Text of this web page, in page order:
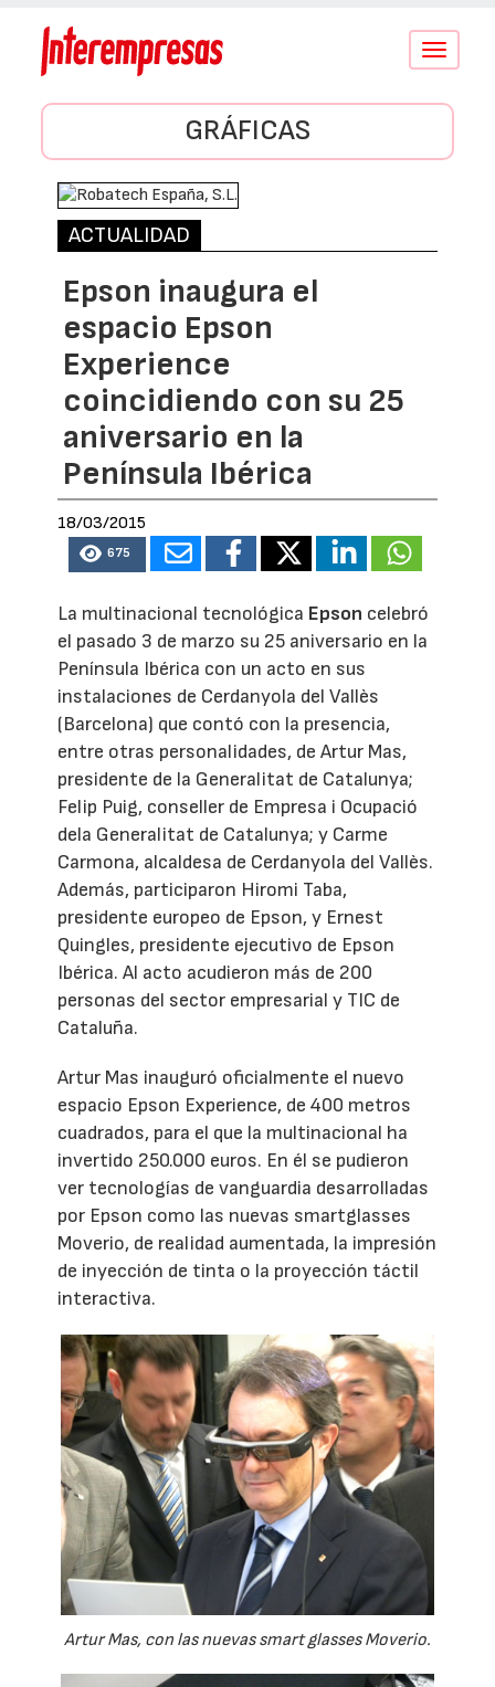
Conmutar
GRÁFICAS
ACTUALIDAD
Epson inaugura el
espacio Epson
Experience
coincidiendo con su 25
aniversario en la
Península Ibérica
18/03/2015
675
La multinacional tecnológica Epson celebró
el pasado 3 de marzo su 25 aniversario en la
Península Ibérica con un acto en sus
instalaciones de Cerdanyola del Vallès
(Barcelona) que contó con la presencia,
entre otras personalidades, de Artur Mas,
presidente de la Generalitat de Catalunya;
Felip Puig, conseller de Empresa i Ocupació
dela Generalitat de Catalunya; y Carme
Carmona, alcaldesa de Cerdanyola del Vallès.
Además, participaron Hiromi Taba,
presidente europeo de Epson, y Ernest
Quingles, presidente ejecutivo de Epson
Ibérica. Al acto acudieron más de 200
personas del sector empresarial y TIC de
Cataluña.
Artur Mas inauguró oficialmente el nuevo
espacio Epson Experience, de 400 metros
cuadrados, para el que la multinacional ha
invertido 250.000 euros. En él se pudieron
ver tecnologías de vanguardia desarrolladas
por Epson como las nuevas smartglasses
Moverio, de realidad aumentada, la impresión
de inyección de tinta o la proyección táctil
interactiva.
Artur Mas, con las nuevas smart glasses Moverio.